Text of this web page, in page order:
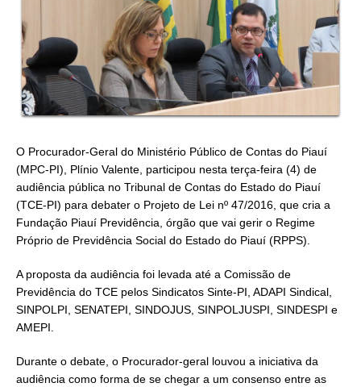
O Procurador-Geral do Ministério Público de Contas do Piauí
(MPC-PI), Plínio Valente, participou nesta terça-feira (4) de
audiência pública no Tribunal de Contas do Estado do Piauí
(TCE-PI) para debater o Projeto de Lei nº 47/2016, que cria a
Fundação Piauí Previdência, órgão que vai gerir o Regime
Próprio de Previdência Social do Estado do Piauí (RPPS).
A proposta da audiência foi levada até a Comissão de
Previdência do TCE pelos Sindicatos Sinte-PI, ADAPI Sindical,
SINPOLPI, SENATEPI, SINDOJUS, SINPOLJUSPI, SINDESPI e
AMEPI.
Durante o debate, o Procurador-geral louvou a iniciativa da
audiência como forma de se chegar a um consenso entre as